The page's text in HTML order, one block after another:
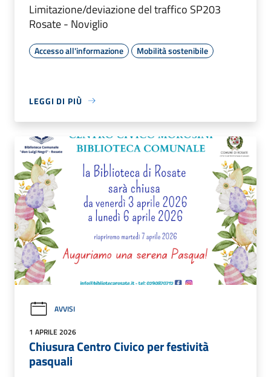
Limitazione/deviazione del traffico SP203
Rosate - Noviglio
Accesso all'informazione Mobilità sostenibile
LEGGI DI PIÙ
AVVISI
1 APRILE 2026
Chiusura Centro Civico per festività
pasquali